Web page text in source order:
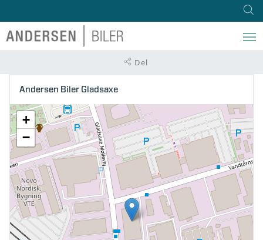
Del
Andersen Biler Gladsaxe
+
−